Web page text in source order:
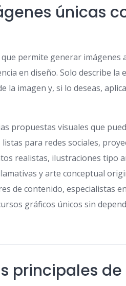
únicas
permite generar imágenes
en diseño. Solo describe
la imagen y, si lo deseas,
propuestas visuales que
para redes sociales,
realistas, ilustraciones tipo
y arte conceptual
de contenido, especialistas
gráficos únicos sin
principales de